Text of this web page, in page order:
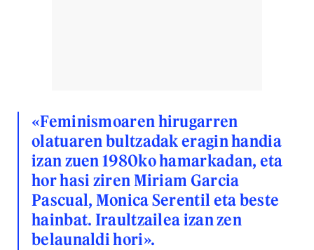
«Feminismoaren hirugarren
olatuaren bultzadak eragin handia
izan zuen 1980ko hamarkadan, eta
hor hasi ziren Miriam Garcia
Pascual, Monica Serentil eta beste
hainbat. Iraultzailea izan zen
belaunaldi hori».